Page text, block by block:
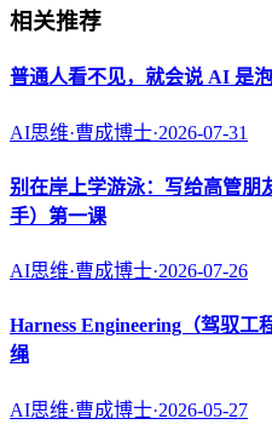
相关推荐
普通人看不见，就会说 AI 是
AI思维·曹成博士·2026-07-31
别在岸上学游泳：写给高管朋
手）第一课
AI思维·曹成博士·2026-07-26
Harness Engineering（驾驭
绳
AI思维·曹成博士·2026-05-27